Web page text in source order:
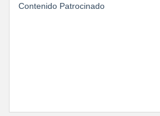
Contenido Patrocinado